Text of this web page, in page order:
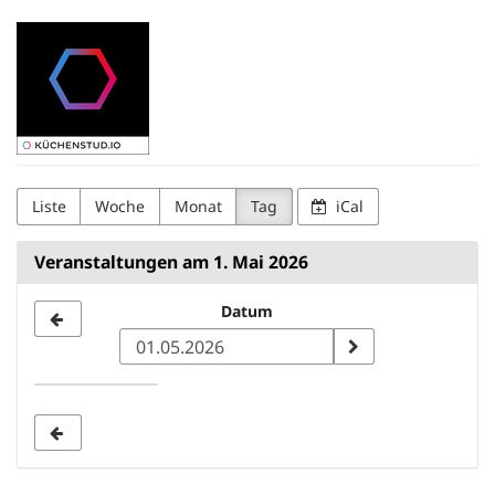
Zum
Inhalt
springen
Kuechenstud.io
Liste Woche Monat Tag iCal
Veranstaltungen am 1. Mai 2026
zur
Anzeige
Datum